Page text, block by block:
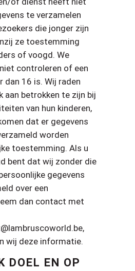
te verzamelen
die jonger zijn
ze toestemming
of voogd. We
controleren of een
dan 16 is. Wij raden
aan betrokken te zijn bij
van hun kinderen,
dat er gegevens
worden
toestemming. Als u
bent dat wij zonder die
gegevens
over een
dan contact met
wij deze informatie.
DOEL EN OP